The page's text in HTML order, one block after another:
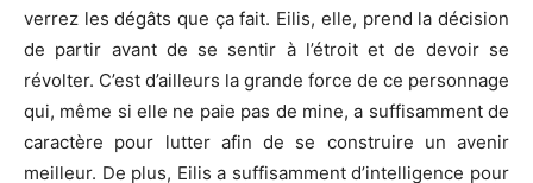
verrez les dégâts que ça fait. Eilis, elle, prend la décision
de partir avant de se sentir à l’étroit et de devoir se
révolter. C’est d’ailleurs la grande force de ce personnage
qui, même si elle ne paie pas de mine, a suffisamment de
caractère pour lutter afin de se construire un avenir
meilleur. De plus, Eilis a suffisamment d’intelligence pour